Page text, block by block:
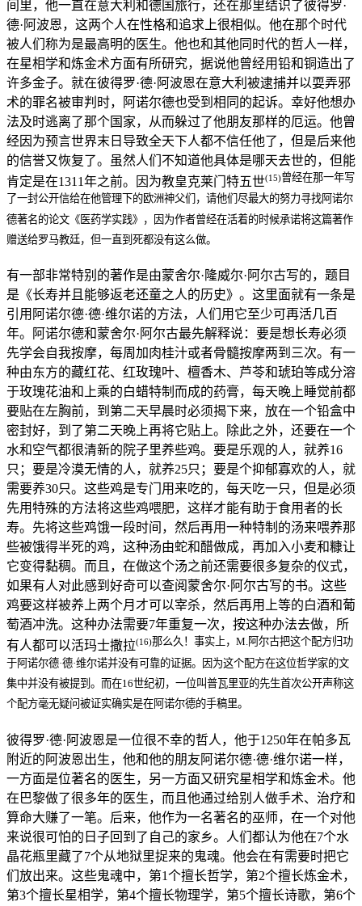
间里，他一直在意大利和德国旅行，还在那里结识了彼得罗·
德·阿波恩，这两个人在性格和追求上很相似。他在那个时代
被人们称为是最高明的医生。他也和其他同时代的哲人一样，
在星相学和炼金术方面有所研究，据说他曾经用铅和铜造出了
许多金子。就在彼得罗·德·阿波恩在意大利被逮捕并以耍弄邪
术的罪名被审判时，阿诺尔德也受到相同的起诉。幸好他想办
法及时逃离了那个国家，从而躲过了他朋友那样的厄运。他曾
经因为预言世界末日导致全天下人都不信任他了，但是后来他
的信誉又恢复了。虽然人们不知道他具体是哪天去世的，但能
肯定是在1311年之前。因为教皇克莱门特五世(15)曾经在那一年写
了一封公开信给在他管理下的欧洲神父们，请他们尽最大的努力寻找阿诺尔
德著名的论文《医药学实践》，因为作者曾经在活着的时候承诺将这篇著作
赠送给罗马教廷，但一直到死都没有这么做。
有一部非常特别的著作是由蒙舍尔·隆威尔·阿尔古写的，题目
是《长寿并且能够返老还童之人的历史》。这里面就有一条是
引用阿诺尔德·德·维尔诺的方法，人们用它至少可再活几百
年。阿诺尔德和蒙舍尔·阿尔古最先解释说：要是想长寿必须
先学会自我按摩，每周加肉桂汁或者骨髓按摩两到三次。有一
种由东方的藏红花、红玫瑰叶、檀香木、芦苓和琥珀等成分溶
于玫瑰花油和上乘的白蜡特制而成的药膏，每天晚上睡觉前都
要贴在左胸前，到第二天早晨时必须揭下来，放在一个铅盒中
密封好，到了第二天晚上再将它贴上。除此之外，还要在一个
水和空气都很清新的院子里养些鸡。要是乐观的人，就养16
只；要是冷漠无情的人，就养25只；要是个抑郁寡欢的人，就
需要养30只。这些鸡是专门用来吃的，每天吃一只，但是必须
先用特殊的方法将这些鸡喂肥，这样才能有助于食用者的长
寿。先将这些鸡饿一段时间，然后再用一种特制的汤来喂养那
些被饿得半死的鸡，这种汤由蛇和醋做成，再加入小麦和糠让
它变得黏稠。而且，在做这个汤之前还需要很多复杂的仪式，
如果有人对此感到好奇可以查阅蒙舍尔·阿尔古写的书。这些
鸡要这样被养上两个月才可以宰杀，然后再用上等的白酒和葡
萄酒冲洗。这种办法需要7年重复一次，按这种办法去做，所
有人都可以活玛士撒拉(16)那么久！事实上，M.阿尔古把这个配方归功
于阿诺尔德·德·维尔诺并没有可靠的证据。因为这个配方在这位哲学家的文
集中并没有被提到。而在16世纪初，一位叫普瓦里亚的先生首次公开声称这
个配方毫无疑问被证实确实是在阿诺尔德的手稿里。
彼得罗·德·阿波恩是一位很不幸的哲人，他于1250年在帕多瓦
附近的阿波恩出生，他和他的朋友阿诺尔德·德·维尔诺一样，
一方面是位著名的医生，另一方面又研究星相学和炼金术。他
在巴黎做了很多年的医生，而且他通过给别人做手术、治疗和
算命大赚了一笔。后来，他作为一名著名的巫师，在一个对他
来说很可怕的日子回到了自己的家乡。人们都认为他在7个水
晶花瓶里藏了7个从地狱里捉来的鬼魂。他会在有需要时把它
们放出来。这些鬼魂中，第1个擅长哲学，第2个擅长炼金术，
第3个擅长星相学，第4个擅长物理学，第5个擅长诗歌，第6个